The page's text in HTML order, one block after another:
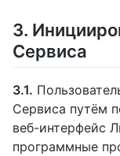
3.
Сервиса
3.1.
Сервиса путём
веб-интерфейс
программные